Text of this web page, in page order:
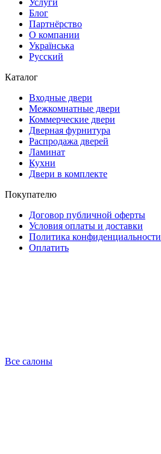
Услуги
Блог
Партнёрство
О компании
Українська
Русский
Каталог
Входные двери
Межкомнатные двери
Коммерческие двери
Дверная фурнитура
Распродажа дверей
Ламинат
Кухни
Двери в комплекте
Покупателю
Договор публичной оферты
Условия оплаты и доставки
Политика конфиденциальности
Оплатить
Все салоны